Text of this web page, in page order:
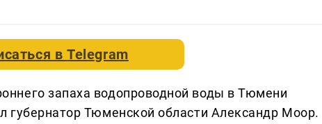
вTelegram
запаха водопроводной воды в Тюмени
губернатор Тюменской области Александр Моор.